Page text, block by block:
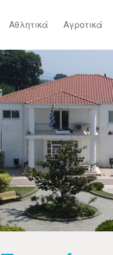
Αθλητικά Αγροτικά